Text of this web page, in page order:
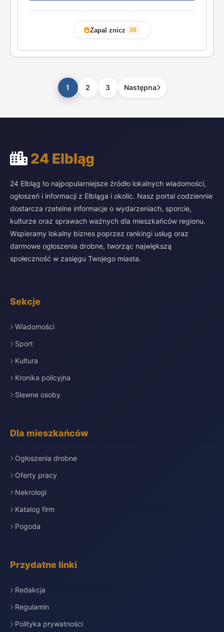
Zapal znicz 30
1 2 3 Następna
24 Elbląg
24 Elbląg to najpopularniejsze źródło lokalnych wiadomości,
ogłoszeń i informacji z Elbląga i okolic. Nasz portal codziennie
dostarcza rzetelne informacje o wydarzeniach, sporcie,
kulturze oraz sprawach ważnych dla mieszkańców regionu.
Wspieramy lokalny biznes poprzez rankingi usług oraz
darmowe ogłoszenia drobne, tworząc największą
społeczność w zasięgu Twojego miasta.
Sekcje
Wiadomości
Sport
Kultura
Kronika policyjna
Sławne osoby
Dla mieszkańców
Ogłoszenia drobne
Oferty pracy
Nekrologi
Katalog firm
Pogoda
Przydatne linki
Redakcja
Regulamin
Polityka prywatności